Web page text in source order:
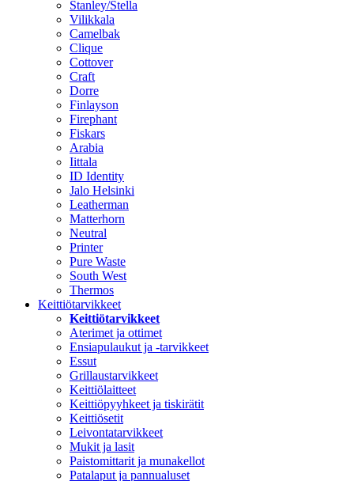
Stanley/Stella
Vilikkala
Camelbak
Clique
Cottover
Craft
Dorre
Finlayson
Firephant
Fiskars
Arabia
Iittala
ID Identity
Jalo Helsinki
Leatherman
Matterhorn
Neutral
Printer
Pure Waste
South West
Thermos
Keittiötarvikkeet
Keittiötarvikkeet
Aterimet ja ottimet
Ensiapulaukut ja -tarvikkeet
Essut
Grillaustarvikkeet
Keittiölaitteet
Keittiöpyyhkeet ja tiskirätit
Keittiösetit
Leivontatarvikkeet
Mukit ja lasit
Paistomittarit ja munakellot
Patalaput ja pannualuset